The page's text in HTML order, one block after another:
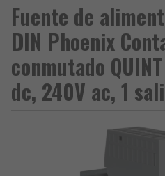
Fuente de
DIN Phoenix
conmutado
dc, 240V ac, 1